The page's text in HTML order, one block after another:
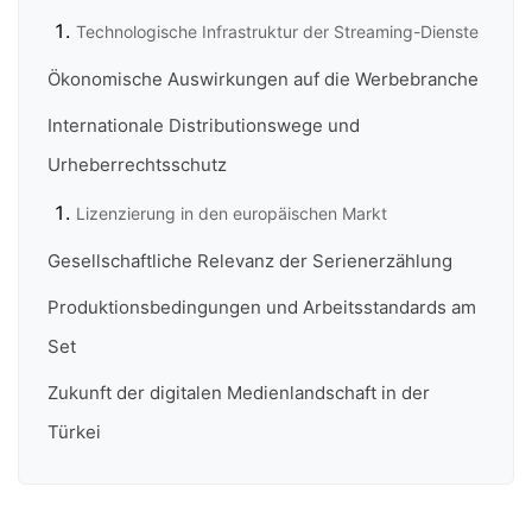
Technologische Infrastruktur der Streaming-Dienste
Ökonomische Auswirkungen auf die Werbebranche
Internationale Distributionswege und
Urheberrechtsschutz
Lizenzierung in den europäischen Markt
Gesellschaftliche Relevanz der Serienerzählung
Produktionsbedingungen und Arbeitsstandards am
Set
Zukunft der digitalen Medienlandschaft in der
Türkei